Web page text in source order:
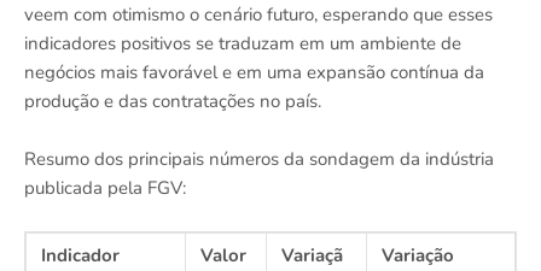
veem com otimismo o cenário futuro, esperando que esses
indicadores positivos se traduzam em um ambiente de
negócios mais favorável e em uma expansão contínua da
produção e das contratações no país.
Resumo dos principais números da sondagem da indústria
publicada pela FGV:
Indicador
Valor
Variaçã
Variação